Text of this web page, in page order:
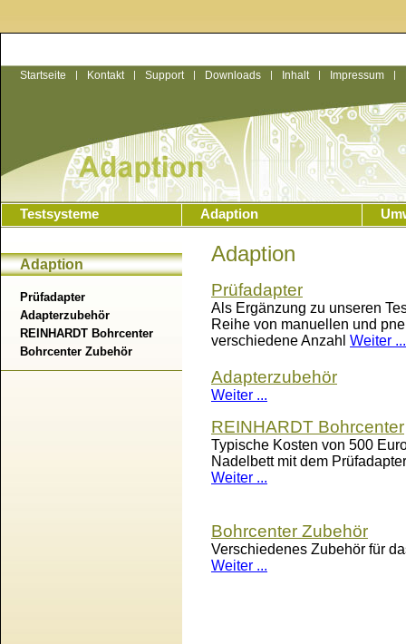
Startseite | Kontakt | Support | Downloads | Inhalt | Impressum |
Testsysteme Adaption
Adaption
Prüfadapter
Adapterzubehör
REINHARDT Bohrcenter
Bohrcenter Zubehör
Adaption
Prüfadapter
Als Ergänzung zu unseren
Reihe von manuellen und
verschiedene Anzahl Weiter ...
Adapterzubehör
Weiter ...
REINHARDT Bohrcenter
Typische Kosten von 500
Nadelbett mit dem
Weiter ...
Bohrcenter Zubehör
Verschiedenes Zubehör für
Weiter ...